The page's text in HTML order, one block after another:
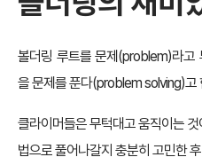
볼더링 루트를 문제(problem)라고
을 문제를 푼다(problem solving)고
클라이머들은 무턱대고 움직이는
법으로 풀어나갈지 충분히 고민한